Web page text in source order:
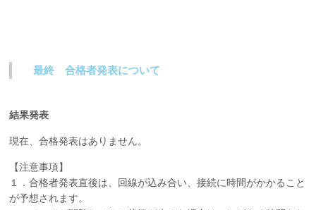
最終 合格者発表について
結果発表
現在、合格発表はありません。
【注意事項】
１．合格者発表直後は、回線が込み合い、接続に時間がかかること
が予想されます。